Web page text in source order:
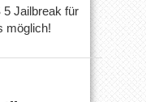
5 Jailbreak für
möglich!